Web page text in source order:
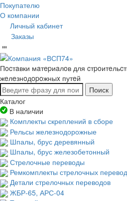
Покупателю
О компании
Личный кабинет
Заказы
Пocтaвки мaтepиaлoв для
жeлeзнoдopoжныx путeй
Поиск
Каталог
В наличии
Комплекты скреплений в сборе
Рельсы железнодорожные
Шпалы, брус деревянный
Шпалы, брус железобетонный
Стрелочные переводы
Ремкомплекты стрелочных
Детали стрелочных переводов
ЖБР-65, АРС-04